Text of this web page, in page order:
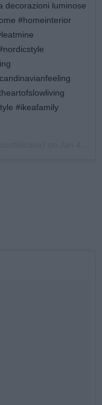
decorazioni luminose
#homeinterior
#ikeafamily